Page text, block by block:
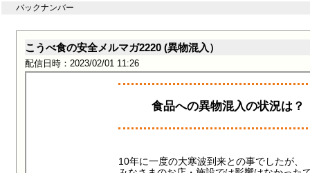
バックナンバー
こうべ食の安全メルマガ2220 (異物混入）
配信日時：2023/02/01 11:26